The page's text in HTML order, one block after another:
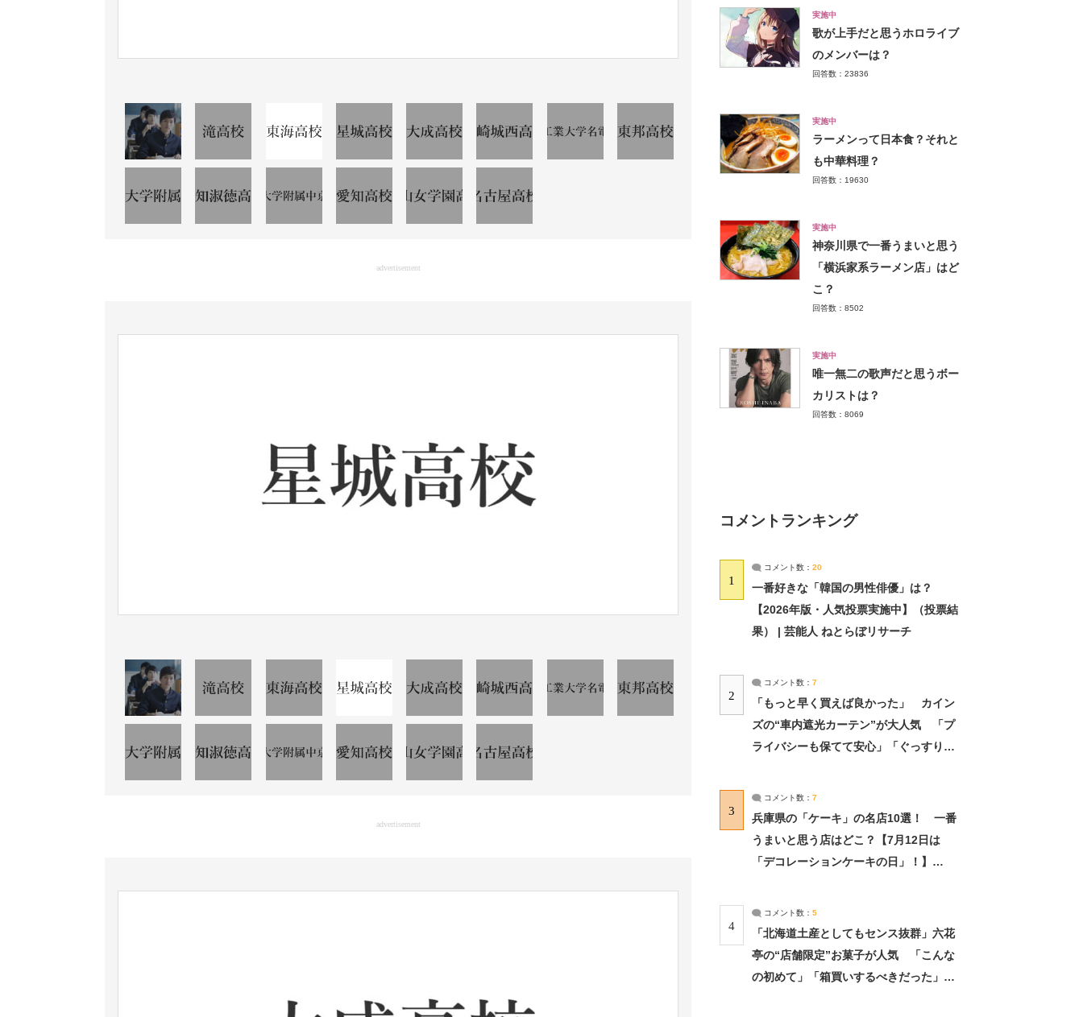
advertisement
advertisement
実施中
歌が上手だと思うホロライブ
のメンバーは？
回答数：23836
実施中
ラーメンって日本食？それと
も中華料理？
回答数：19630
実施中
神奈川県で一番うまいと思う
「横浜家系ラーメン店」はど
こ？
回答数：8502
実施中
唯一無二の歌声だと思うボー
カリストは？
回答数：8069
コメントランキング
1
コメント数： 20
一番好きな「韓国の男性俳優」は？
【2026年版・人気投票実施中】（投票結
果） | 芸能人 ねとらぼリサーチ
2
コメント数： 7
「もっと早く買えば良かった」 カイン
ズの“車内遮光カーテン”が大人気 「プ
ライバシーも保てて安心」「ぐっすり眠
3
コメント数： 7
兵庫県の「ケーキ」の名店10選！ 一番
うまいと思う店はどこ？【7月12日は
「デコレーションケーキの日」！】
4
コメント数： 5
「北海道土産としてもセンス抜群」六花
亭の“店舗限定”お菓子が人気 「こんな
の初めて」「箱買いするべきだった」